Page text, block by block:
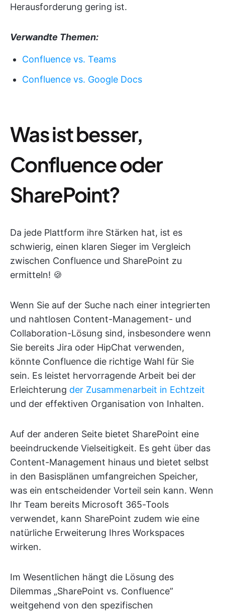
Herausforderung gering ist.
Verwandte Themen:
Confluence vs. Teams
Confluence vs. Google Docs
Was ist besser,
Confluence oder
SharePoint?
Da jede Plattform ihre Stärken hat, ist es
schwierig, einen klaren Sieger im Vergleich
zwischen Confluence und SharePoint zu
ermitteln! 🍪
Wenn Sie auf der Suche nach einer integrierten
und nahtlosen Content-Management- und
Collaboration-Lösung sind, insbesondere wenn
Sie bereits Jira oder HipChat verwenden,
könnte Confluence die richtige Wahl für Sie
sein. Es leistet hervorragende Arbeit bei der
Erleichterung der Zusammenarbeit in Echtzeit
und der effektiven Organisation von Inhalten.
Auf der anderen Seite bietet SharePoint eine
beeindruckende Vielseitigkeit. Es geht über das
Content-Management hinaus und bietet selbst
in den Basisplänen umfangreichen Speicher,
was ein entscheidender Vorteil sein kann. Wenn
Ihr Team bereits Microsoft 365-Tools
verwendet, kann SharePoint zudem wie eine
natürliche Erweiterung Ihres Workspaces
wirken.
Im Wesentlichen hängt die Lösung des
Dilemmas „SharePoint vs. Confluence”
weitgehend von den spezifischen